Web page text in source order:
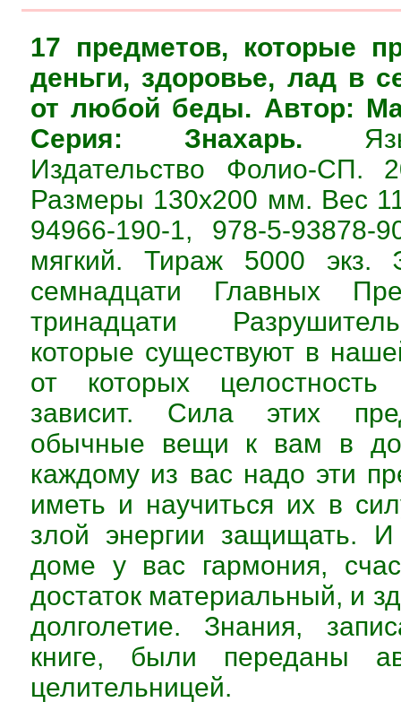
17 предметов, которые
деньги, здоровье, лад в
от любой беды. Автор:
Серия: Знахарь.
Издательство Фолио-СП.
Размеры 130х200 мм. Вес
94966-190-1, 978-5-93878-
мягкий. Тираж 5000
семнадцати Главных
тринадцати
которые существуют в
от которых
зависит. Сила этих
обычные вещи к вам в
каждому из вас надо эти
иметь и научиться их в
злой энергии защищать. И
доме у вас гармония,
достаток материальный, и
долголетие. Знания,
книге, были переданы
целительницей.